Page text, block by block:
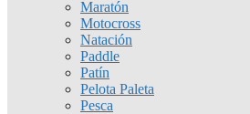
Maratón
Motocross
Natación
Paddle
Patín
Pelota Paleta
Pesca